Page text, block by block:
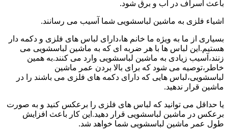
باعث اسراف در آب و برق شود.
اشیاء فلزی به ماشین لباسشویی شما آسیب می رسانند.
بسیاری از ما به ویژه ما خانم ها،دارای لباس های فلزی و دکمه دار
هستیم.این لباس ها با هر ضربه ای که به ماشین لباسشویی می
زنند،آسیب زیادی به ماشین لباسشویی وارد می کنند.به همین
خاطر،توصیه می شود که برای بالا بردن عمر ماشین
لباسشویی،لباس هایی که دارای دکمه های فلزی می باشند را در
ماشین قرار ندهید.
یا حداقل می توانید که لباس های فلزی را برعکس کنید و به صورت
برعکس در ماشین لباسشویی قرار دهید.این کار باعث افزایش
طول عمر ماشین لباسشویی شما خواهد شد.